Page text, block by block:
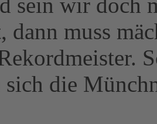
sein wir doch
dann muss
sich die